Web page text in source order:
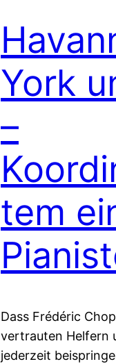
York
–
tem
Dass Frédéric
vertrauten Helfern
jederzeit